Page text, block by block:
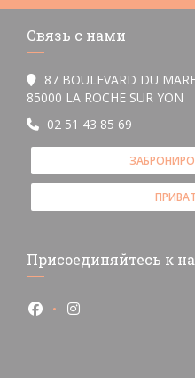
Связь с нами
87 BOULEVARD DU
85000 LA ROCHE SUR YON
02 51 43 85 69
Присоединяйтесь к
FacebookInstagram